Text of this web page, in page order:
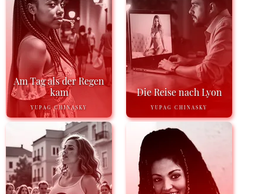
Am Tag als der Regen
kam
YUPAG CHINASKY
Die Reise nach Lyon
YUPAG CHINASKY